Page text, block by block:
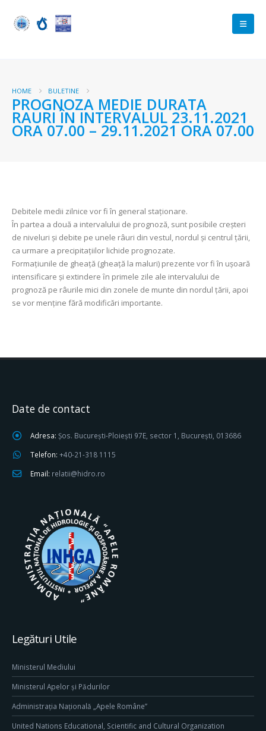
HOME BULETINE
PROGNOZA MEDIE DURATA
RAURI ÎN INTERVALUL 23.11.2021
ORA 07.00 – 29.11.2021 ORA 07.00
Debitele medii zilnice vor fi în general staționare.
În partea a două a intervalului de prognoză, sunt posibile creșteri
de niveluri și debite pe unele râuri din vestul, nordul și centrul țării,
ca urmare a precipitațiilor lichide prognozate.
Formațiunile de gheață (gheaţă la maluri) prezente vor fi în ușoară
intensificare și extindere ȋn primele zile ale intervalului de
prognoză pe râurile mici din zonele de munte din nordul țării, apoi
se vor menține fără modificări importante.
Date de contact
Adresa: Șos. București-Ploiești 97E, sector 1, București, 013686
Telefon: +40-21-318 1115
Email: relatii@hidro.ro
Legături Utile
Ministerul Mediului
Ministerul Apelor și Pădurilor
Administrația Națională „Apele Române”
United Nations Educational, Scientific and Cultural Organization